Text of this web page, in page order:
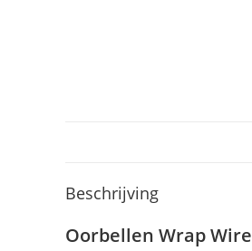
Beschrijving
Oorbellen Wrap Wire